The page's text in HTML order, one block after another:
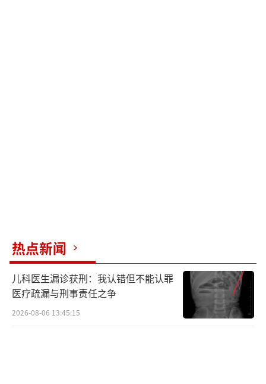
次乔尔玛段是今年独库公路开通以来的第二次
封闭。（责任编辑：0882）
热点新闻
儿科医生漏诊获刑：我认错但不能认罪
医疗疏漏与刑事责任之争
2026-08-06 13:45:15